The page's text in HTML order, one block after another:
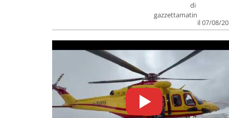
di
gazzettamatin
il 07/08/